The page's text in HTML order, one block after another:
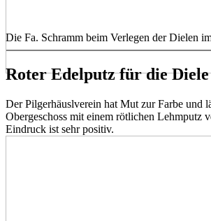
Die Fa. Schramm beim Verlegen der Dielen
Roter Edelputz für die Diele
Der Pilgerhäuslverein hat Mut zur Farbe und
Obergeschoss mit einem rötlichen Lehmputz
Eindruck ist sehr positiv.